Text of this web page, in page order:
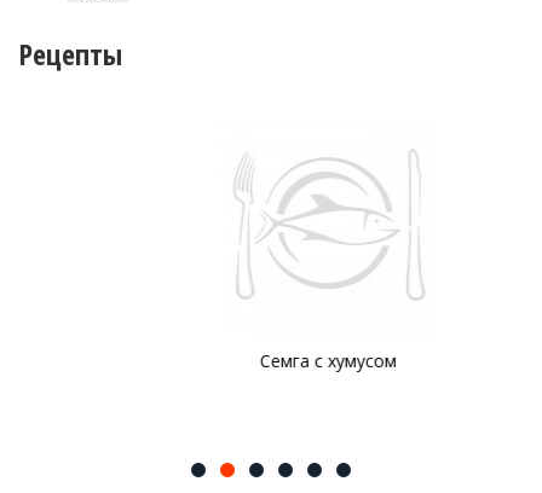
Рецепты
Семга с хумусом